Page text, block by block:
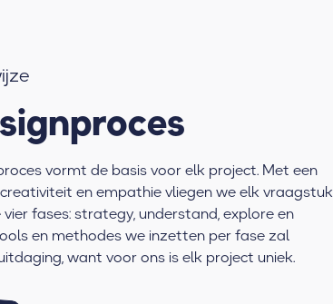
vormt de basis voor elk project. Met een
en empathie vliegen we elk vraagstuk
fases: strategy, understand, explore en
en methodes we inzetten per fase zal
want voor ons is elk project uniek.